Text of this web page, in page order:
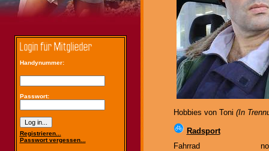
Handynummer:
Passwort:
Registrieren...
Passwort vergessen...
Hobbies von Toni (In
Radsport
Fahrrad